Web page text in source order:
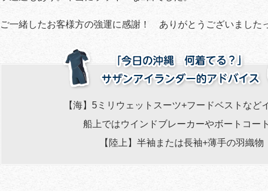
ご一緒したお客様方の強運に感謝！ ありがとうございました
【海】5ミリウェットスーツ+フードベストなど
船上ではウインドブレーカーやボートコー
【陸上】半袖または長袖+薄手の羽織物